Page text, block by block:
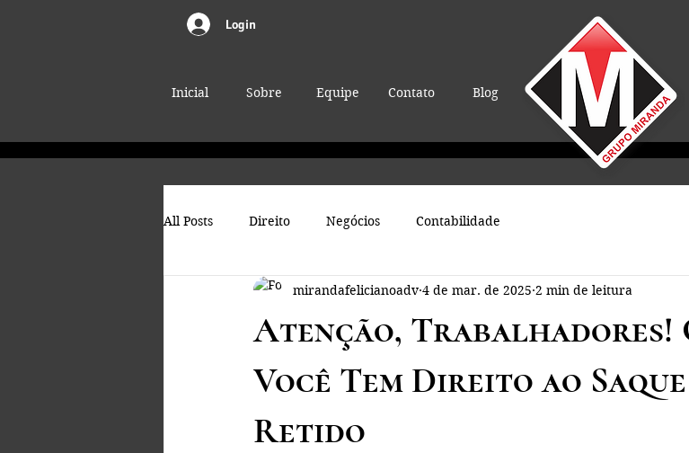
Login
Inicial Sobre Equipe Contato Blog
All Posts Direito Negócios Contabilidade
Atenção, Trabalhadores!
Você Tem Direito ao
Retido
mirandafelicianoadv 4 de mar. de 2025 2 min de leitura